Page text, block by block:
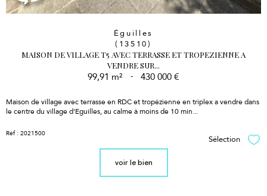
Éguilles
(13510)
MAISON DE VILLAGE T5 AVEC TERRASSE ET TROPEZIENNE A
VENDRE SUR...
99,91 m² - 430 000 €
Maison de village avec terrasse en RDC et tropézienne en triplexa vendre dans
le centre du village d'Eguilles, au calme à moins de 10 min...
Réf : 2021500
Sélection
voir le bien